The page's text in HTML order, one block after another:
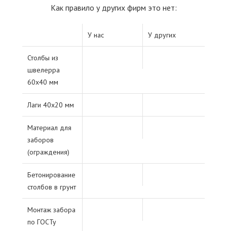
Как правило у других фирм это нет:
У нас У других
Столбы из
швелерра
60х40 мм
Лаги 40х20 мм
Материал для
заборов
(ограждения)
Бетонирование
столбов в грунт
Монтаж забора
по ГОСТу